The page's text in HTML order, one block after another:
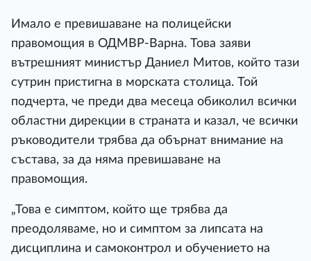
Имало е превишаване на полицейски
правомощия в ОДМВР-Варна. Това заяви
вътрешният министър Даниел Митов, който тази
сутрин пристигна в морската столица. Той
подчерта, че преди два месеца обиколил всички
областни дирекции в страната и казал, че всички
ръководители трябва да обърнат внимание на
състава, за да няма превишаване на
правомощия.
„Това е симптом, който ще трябва да
преодоляваме, но и симптом за липсата на
дисциплина и самоконтрол и обучението на